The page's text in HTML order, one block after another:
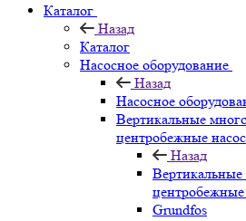
Каталог
Назад
Каталог
Насосное оборудование
Назад
Насосное
Вертикальные
центробежные
Назад
Вертикальные
Grundfos